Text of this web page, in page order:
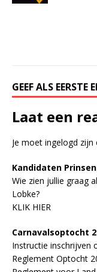
GEEF ALS EERSTE
Laat een
Je moet ingelogd zijn
Kandidaten
Wie zien jullie graag
Lobke?
KLIK HIER
Carnavalsoptocht
Instructie inschrijven
Reglement Optocht